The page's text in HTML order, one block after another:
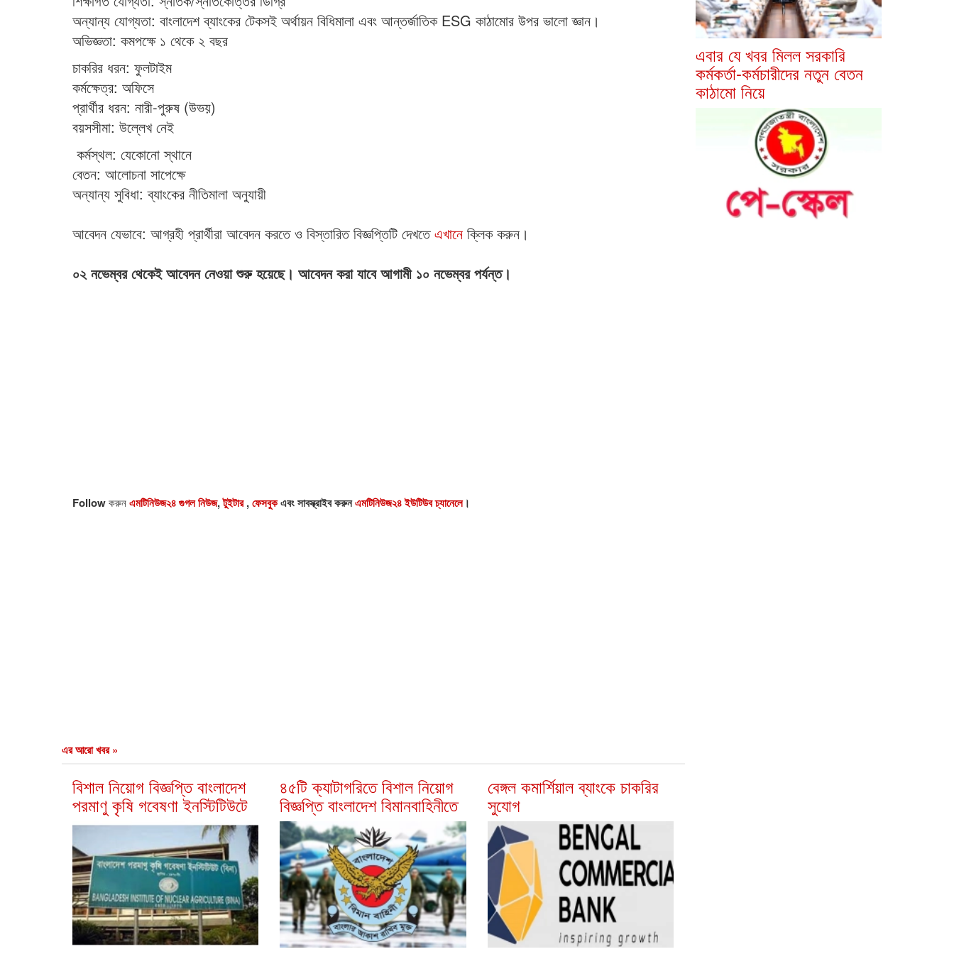
অন্যান্য যোগ্যতা: বাংলাদেশ ব্যাংকের টেকসই অর্থায়ন বিধিমালা এবং আন্তর্জাতিক ESG কাঠামোর উপর ভালো জ্ঞান।
অভিজ্ঞতা: কমপক্ষে ১ থেকে ২ বছর
চাকরির ধরন: ফুলটাইম
কর্মক্ষেত্র: অফিসে
প্রার্থীর ধরন: নারী-পুরুষ (উভয়)
বয়সসীমা: উল্লেখ নেই
কর্মস্থল: যেকোনো স্থানে
বেতন: আলোচনা সাপেক্ষে
অন্যান্য সুবিধা: ব্যাংকের নীতিমালা অনুযায়ী
আবেদন যেভাবে: আগ্রহী প্রার্থীরা আবেদন করতে ও বিস্তারিত বিজ্ঞপ্তিটি দেখতেএখানে ক্লিক করুন।
০২ নভেম্বর থেকেই আবেদন নেওয়া শুরু হয়েছে। আবেদন করা যাবে আগামী ১০ নভেম্বর পর্যন্ত।
Followকরুনএমটিনিউজ২৪ গুগল নিউজ,টুইটার,ফেসবুকএবং সাবস্ক্রাইব করুনএমটিনিউজ২৪ ইউটিউব চ্যানেলে।
এর আরো খবর »
বিশাল নিয়োগ বিজ্ঞপ্তি বাংলাদেশ
পরমাণু কৃষি গবেষণা ইনস্টিটিউটে
৪৫টি ক্যাটাগরিতে বিশাল নিয়োগ
বিজ্ঞপ্তি বাংলাদেশ বিমানবাহিনীতে
বেঙ্গল কমার্শিয়াল ব্যাংকে চাকরির
সুযোগ
এবার যে খবর মিলল সরকারি
কর্মকর্তা-কর্মচারীদের নতুন বেতন
কাঠামো নিয়ে